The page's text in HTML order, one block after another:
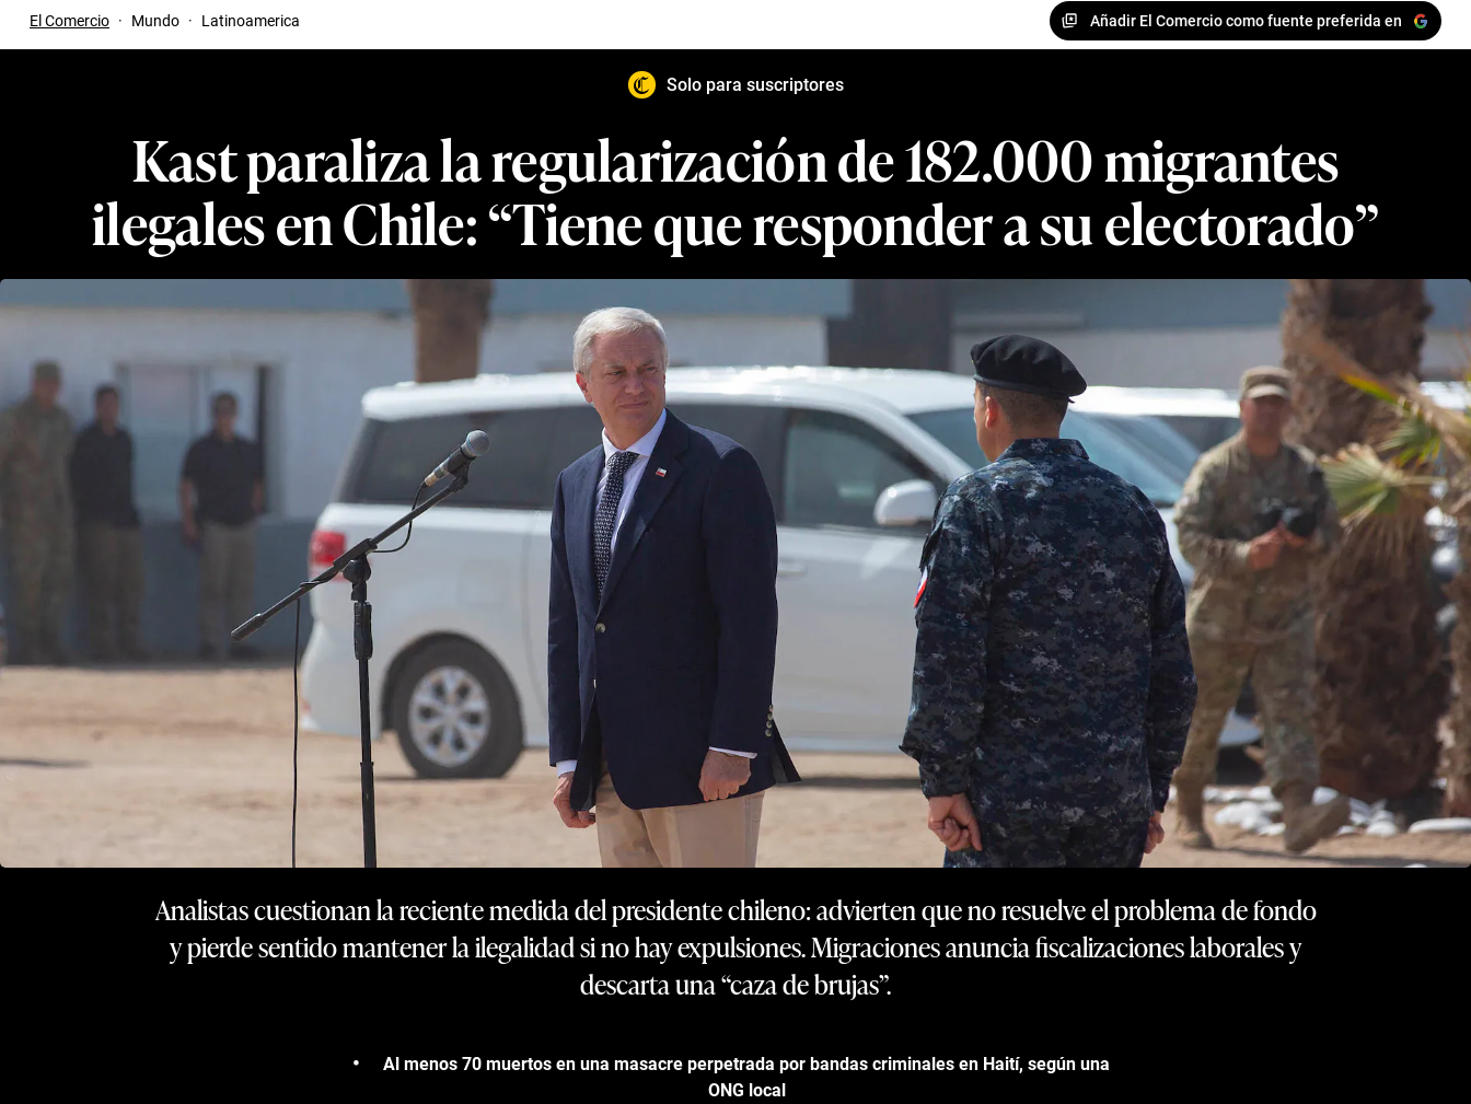
El Comercio · Mundo · Latinoamerica Añadir El Comercio como fuente preferida en
Solo para suscriptores
Kast paraliza la regularización de 182.000 migrantes
ilegales en Chile: “Tiene que responder a su electorado”
Analistas cuestionan la reciente medida del presidente chileno: advierten que no resuelve el problema de fondo
y pierde sentido mantener la ilegalidad si no hay expulsiones. Migraciones anuncia fiscalizaciones laborales y
descarta una “caza de brujas”.
Al menos 70 muertos en una masacre perpetrada por bandas criminales en Haití, según una
ONG local